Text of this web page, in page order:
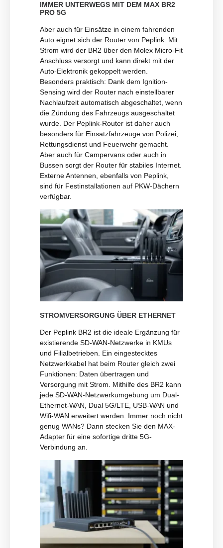
IMMER UNTERWEGS MIT DEM MAX BR2
PRO 5G
Aber auch für Einsätze in einem fahrenden
Auto eignet sich der Router von Peplink. Mit
Strom wird der BR2 über den Molex Micro-Fit
Anschluss versorgt und kann direkt mit der
Auto-Elektronik gekoppelt werden.
Besonders praktisch: Dank dem Ignition-
Sensing wird der Router nach einstellbarer
Nachlaufzeit automatisch abgeschaltet, wenn
die Zündung des Fahrzeugs ausgeschaltet
wurde. Der Peplink-Router ist daher auch
besonders für Einsatzfahrzeuge von Polizei,
Rettungsdienst und Feuerwehr gemacht.
Aber auch für Campervans oder auch in
Bussen sorgt der Router für stabiles Internet.
Externe Antennen, ebenfalls von Peplink,
sind für Festinstallationen auf PKW-Dächern
verfügbar.
STROMVERSORGUNG ÜBER ETHERNET
Der Peplink BR2 ist die ideale Ergänzung für
existierende SD-WAN-Netzwerke in KMUs
und Filialbetrieben. Ein eingestecktes
Netzwerkkabel hat beim Router gleich zwei
Funktionen: Daten übertragen und
Versorgung mit Strom. Mithilfe des BR2 kann
jede SD-WAN-Netzwerkumgebung um Dual-
Ethernet-WAN, Dual 5G/LTE, USB-WAN und
Wifi-WAN erweitert werden. Immer noch nicht
genug WANs? Dann stecken Sie den MAX-
Adapter für eine sofortige dritte 5G-
Verbindung an.